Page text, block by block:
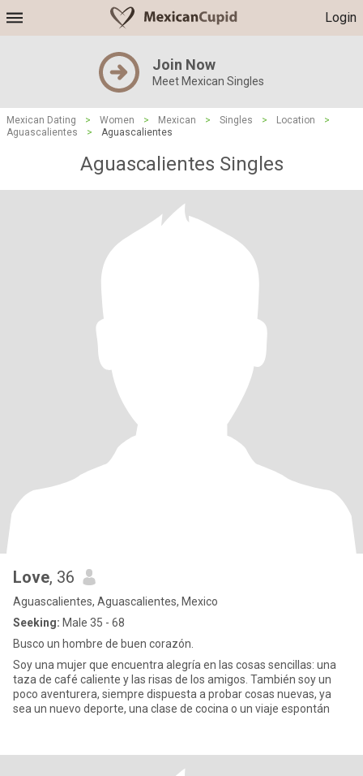
Login
Join Now
Meet Mexican Singles
Mexican Dating > Women > Mexican > Singles > Location
>
Aguascalientes
> Aguascalientes
Aguascalientes Singles
Love, 36
Aguascalientes, Aguascalientes, Mexico
Seeking: Male 35 - 68
Busco un hombre de buen corazón.
Soy una mujer que encuentra alegría en las cosas sencillas: una
taza de café caliente y las risas de los amigos. También soy un
poco aventurera, siempre dispuesta a probar cosas nuevas, ya
sea un nuevo deporte, una clase de cocina o un viaje espontán